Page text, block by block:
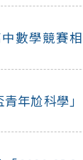
數學競賽相
年尬科學」